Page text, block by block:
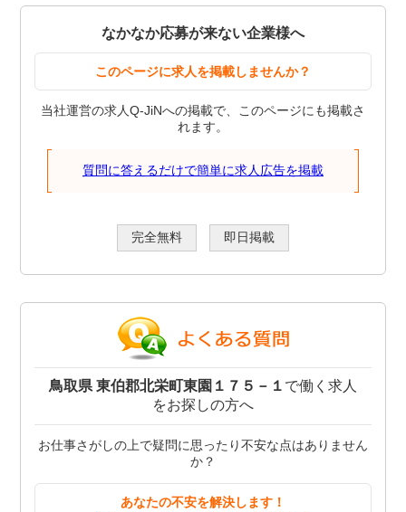
なかなか応募が来ない企業様へ
このページに求人を掲載しませんか？
当社運営の求人Q-JiNへの掲載で、このページにも掲載さ
れます。
質問に答えるだけで簡単に求人広告を掲載
完全無料 即日掲載
鳥取県 東伯郡北栄町東園１７５－１ で働く求人
をお探しの方へ
お仕事さがしの上で疑問に思ったり不安な点はありません
か？
あなたの不安を解決します！